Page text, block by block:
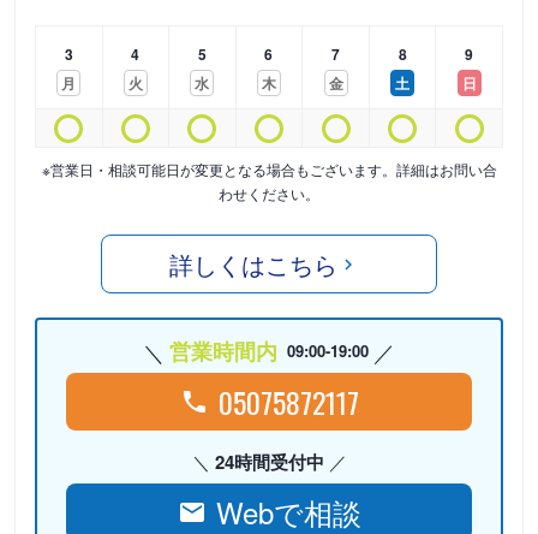
3
月
4
火
5
水
6
木
7
金
8
土
9
日
※営業日・相談可能日が変更となる場合もございます。詳細はお問い合
わせください。
詳しくはこちら
営業時間内 09:00-19:00
05075872117
24時間受付中
Webで相談